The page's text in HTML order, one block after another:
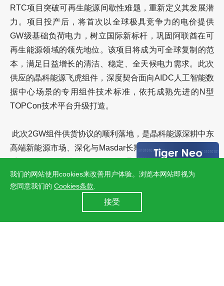
RTC项目突破可再生能源间歇性难题，重新定义其发展潜
力。项目投产后，将首次以全球极具竞争力的电价提供
GW级基础负荷电力，树立国际新标杆，巩固阿联酋在可
再生能源领域的领先地位。该项目将成为可全球复制的范
本，满足日益增长的清洁、稳定、全天候电力需求。此次
供应的晶科能源飞虎组件，深度契合面向AIDC人工智能数
据中心场景的专用组件技术标准，依托成熟先进的N型
TOPCon技术平台升级打造。
此次2GW组件供货协议的顺利落地，是晶科能源深耕中东
高端新能源市场、深化与Masdar长期战略合作伙伴关系的
本地化技术服务，全力保障阿布扎比RTC项目高效建设推
进。同时晶科能源将持续以顶尖光伏产品赋能全球大型新
能源及AI算力配套零碳项目落地，携手全球合作伙伴加速
我们的网站使用cookies来改善用户体验。浏览本网站即视为
您同意我们的 Cookies条款
接受